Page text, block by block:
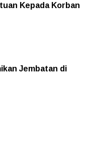
Kepada Korban
Jembatan di